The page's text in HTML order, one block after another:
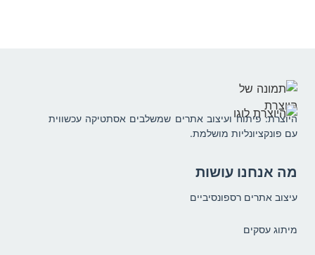
היוצרת: פיתוח ועיצוב אתרים שמשלבים אסתטיקה עכשווית
עם פונקציונליות מושלמת.
מה אנחנו עושות
עיצוב אתרים רספונסיביים
מיתוג עסקים